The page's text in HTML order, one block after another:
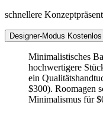
schnellere
Designer-Modus
Minimalistisches
hochwertigere
ein
$300). Roomagen
Minimalismus für